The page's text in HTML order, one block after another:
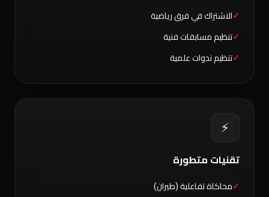
الاشتراك في فرق رياضية
تنظيم مسابقات فنية
تنظيم ندوات علمية
⚡
تقنيات متطورة
محاكاة تفاعلية (طيران)